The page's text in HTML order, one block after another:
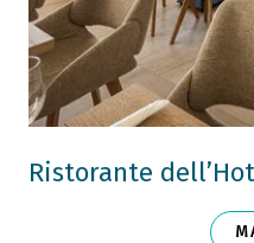
Ristorante